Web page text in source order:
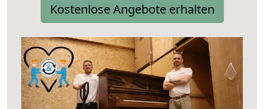
Kostenlose Angebote erhalten